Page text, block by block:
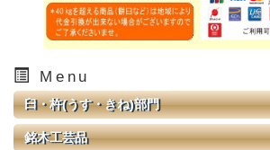
Menu
臼・杵(うす・きね)部門
銘木工芸品